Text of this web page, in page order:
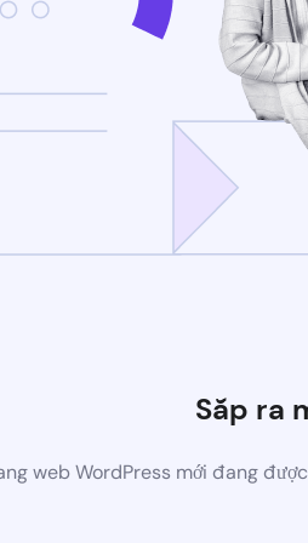
Sắp ra
web WordPress mới đang